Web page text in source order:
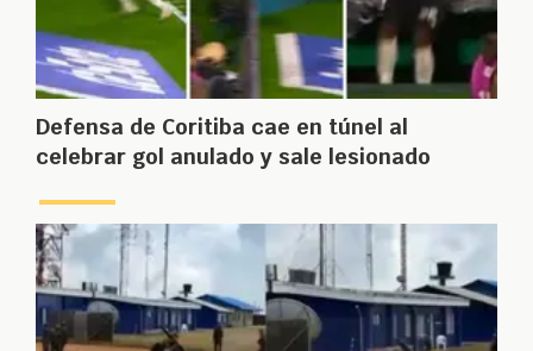
Defensa de Coritiba cae en túnel al
celebrar gol anulado y sale lesionado